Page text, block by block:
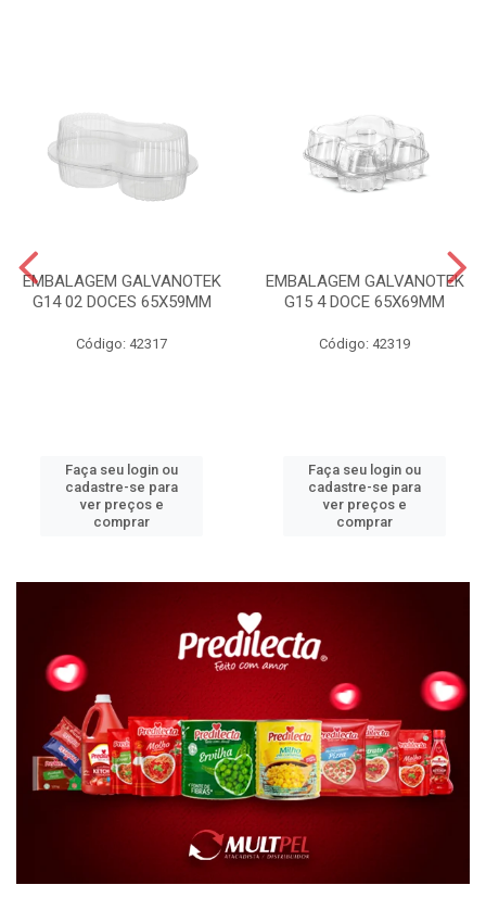
EMBALAGEM GALVANOTEK
G14 02 DOCES 65X59MM
Código: 42317
Faça seu login ou
cadastre-se para
ver preços e
comprar
EMBALAGEM GALVANOTEK
G15 4 DOCE 65X69MM
Código: 42319
Faça seu login ou
cadastre-se para
ver preços e
comprar